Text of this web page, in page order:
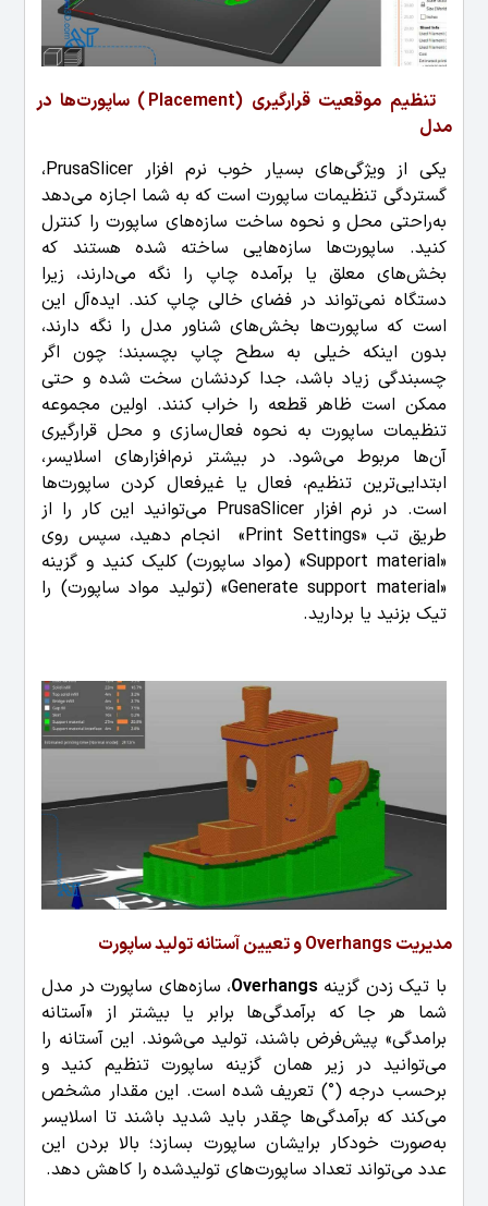
تنظیم موقعیت قرارگیری (Placement ) ساپورت‌ها در
مدل
یکی از ویژگی‌های بسیار خوب نرم افزار PrusaSlicer،
گستردگی تنظیمات ساپورت است که به شما اجازه می‌دهد
به‌راحتی محل و نحوه ساخت سازه‌های ساپورت را کنترل
کنید. ساپورت‌ها سازه‌هایی ساخته شده هستند که
بخش‌های معلق یا برآمده چاپ را نگه می‌دارند، زیرا
دستگاه نمی‌تواند در فضای خالی چاپ کند. ایده‌آل این
است که ساپورت‌ها بخش‌های شناور مدل را نگه دارند،
بدون اینکه خیلی به سطح چاپ بچسبند؛ چون اگر
چسبندگی زیاد باشد، جدا کردنشان سخت شده و حتی
ممکن است ظاهر قطعه را خراب کنند. اولین مجموعه
تنظیمات ساپورت به نحوه فعال‌سازی و محل قرارگیری
آن‌ها مربوط می‌شود. در بیشتر نرم‌افزارهای اسلایسر،
ابتدایی‌ترین تنظیم، فعال یا غیرفعال کردن ساپورت‌ها
است. در نرم افزار PrusaSlicer می‌توانید این کار را از
طریق تب «Print Settings» انجام دهید، سپس روی
«Support material» (مواد ساپورت) کلیک کنید و گزینه
«Generate support material» (تولید مواد ساپورت) را
تیک بزنید یا بردارید.
مدیریت Overhangs و تعیین آستانه تولید ساپورت
با تیک زدن گزینه Overhangs، سازه‌های ساپورت در مدل
شما هر جا که برآمدگی‌ها برابر یا بیشتر از «آستانه
برامدگی» پیش‌فرض باشند، تولید می‌شوند. این آستانه را
می‌توانید در زیر همان گزینه ساپورت تنظیم کنید و
برحسب درجه (°) تعریف شده است. این مقدار مشخص
می‌کند که برآمدگی‌ها چقدر باید شدید باشند تا اسلایسر
به‌صورت خودکار برایشان ساپورت بسازد؛ بالا بردن این
عدد می‌تواند تعداد ساپورت‌های تولیدشده را کاهش دهد.